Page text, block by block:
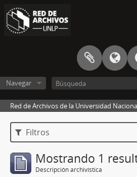
Navegar
Red de Archivos de la Universidad
Filtros
Mostrando 1
Descripción archivística